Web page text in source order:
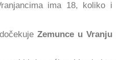
ima 18, koliko i
Zemunce u Vranju